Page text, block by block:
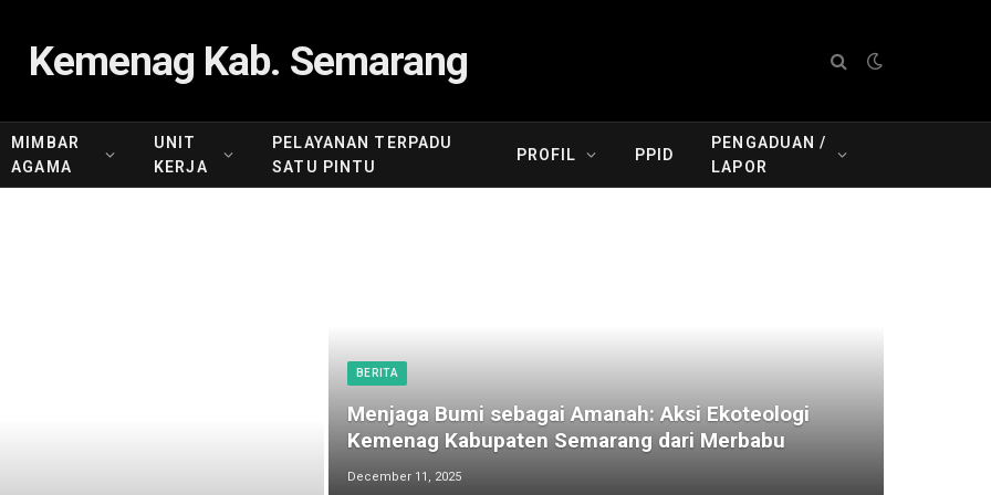
Kemenag Kab. Semarang
MIMBAR
AGAMA
UNIT
KERJA
PELAYANAN TERPADU
SATU PINTU
PROFIL PPID
PENGADUAN /
LAPOR
BERITA
Menjaga Bumi sebagai Amanah: Aksi Ekoteologi
Kemenag Kabupaten Semarang dari Merbabu
December 11, 2025